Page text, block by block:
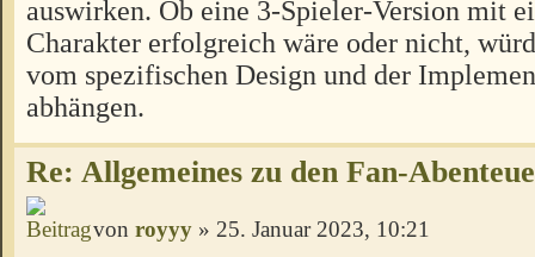
auswirken. Ob eine 3-Spieler-Version mit
Charakter erfolgreich wäre oder nicht,
vom spezifischen Design und der
abhängen.
Re: Allgemeines zu den Fan-
von royyy » 25. Januar 2023, 10:21